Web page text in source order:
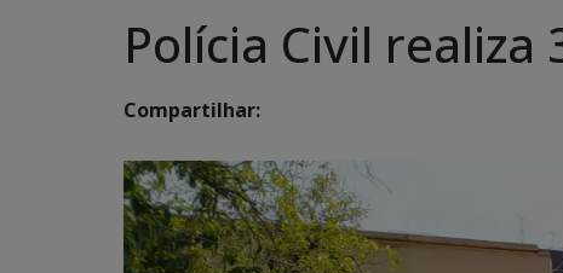
Polícia Civil realiza
Compartilhar: